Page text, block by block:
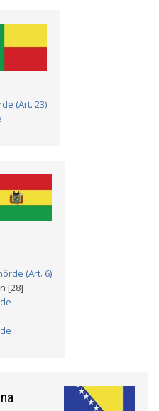
(Art. 23)
(Art. 6)
[28]